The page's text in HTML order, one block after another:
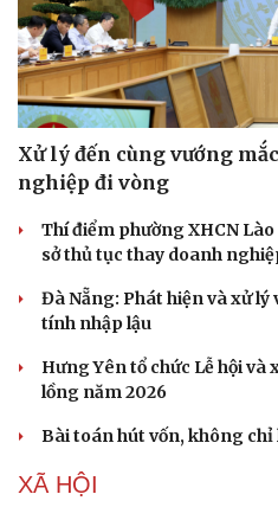
Du lịch
Tư vấn
check-in
Xử lý đến cùng vướng
nghiệp đi vòng
Thí điểm phường XHCN
sở thủ tục thay doanh
Đà Nẵng: Phát hiện và xử
tính nhập lậu
Hưng Yên tổ chức Lễ hội
lồng năm 2026
Bài toán hút vốn, không chỉ
XÃ HỘI